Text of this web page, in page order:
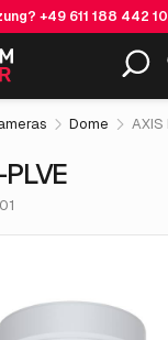
+49 611 188 442 10
Dome AXIS